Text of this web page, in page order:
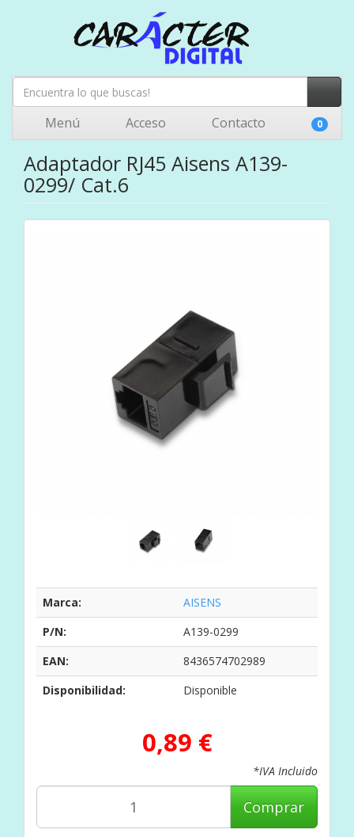
Menú Acceso Contacto 0
Adaptador RJ45 Aisens A139-
0299/ Cat.6
Marca:
AISENS
P/N:
A139-0299
EAN:
8436574702989
Disponibilidad:
Disponible
0,89 €
*IVA Incluido
Comprar